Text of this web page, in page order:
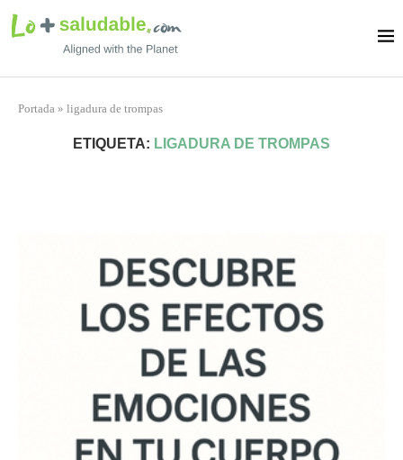
Portada » ligadura de trompas
ETIQUETA: LIGADURA DE TROMPAS